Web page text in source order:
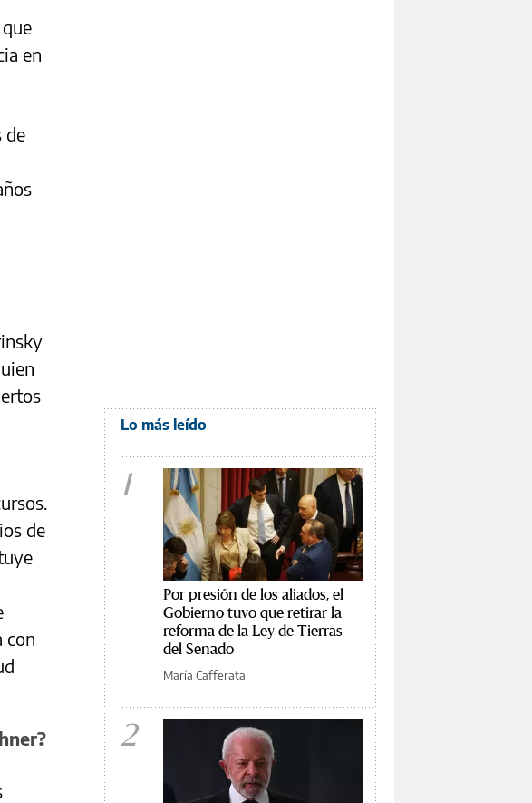
en
de
de
con
Lo más leído
1
Por presión de los aliados, el
Gobierno tuvo que retirar la
reforma de la Ley de Tierras
del Senado
María Cafferata
2